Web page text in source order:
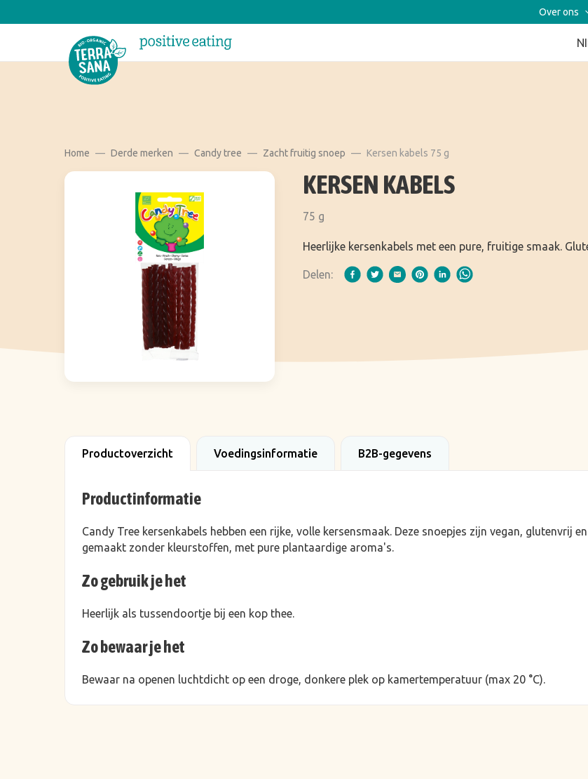
Over ons
Home Derde merken Candy tree Zacht fruitig snoep Kersen kabels 75 g
KERSEN KABELS
75 g
Heerlijke kersenkabels met een pure, fruitige smaak.
Delen:
Productoverzicht Voedingsinformatie B2B-gegevens
Productinformatie
Candy Tree kersenkabels hebben een rijke, volle kersensmaak. Deze snoepjes zijn vegan, glutenvrij en
gemaakt zonder kleurstoffen, met pure plantaardige aroma's.
Zo gebruik je het
Heerlijk als tussendoortje bij een kop thee.
Zo bewaar je het
Bewaar na openen luchtdicht op een droge, donkere plek op kamertemperatuur (max 20 °C).